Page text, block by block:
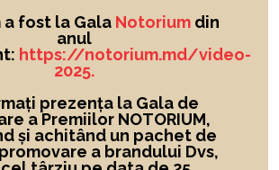
a fost la Gala Notoriumdin
anul
https://notorium.md/video-
2025.
prezența la Gala de
a Premiilor NOTORIUM,
și achitând un pachet de
a brandului Dvs,